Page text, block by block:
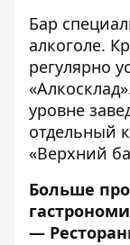
Бар
алкоголе.
регулярно
уровне
отдельный
«Верхний
Больше
—